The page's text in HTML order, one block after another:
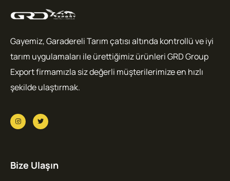
Gayemiz, Garadereli Tarım çatısı altında kontrollü ve iyi
tarım uygulamaları ile ürettiğimiz ürünleri GRD Group
Export firmamızla siz değerli müşterilerimize en hızlı
şekilde ulaştırmak.
Bize Ulaşın